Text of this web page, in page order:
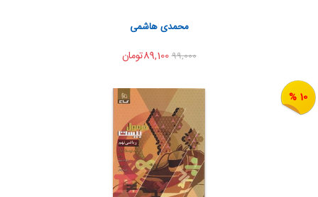
اشتراک گذاری
محمدی هاشمی
99,00089,100تومان
10 %